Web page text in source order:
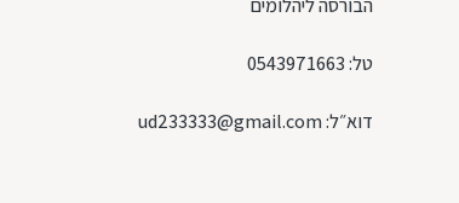
הבורסה ליהלומים
טל:0543971663
דוא״ל:ud233333@gmail.com